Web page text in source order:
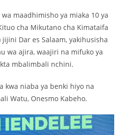
maadhimisho ya miaka 10 ya
cha Mikutano cha Kimataifa
jijini Dar es Salaam, yakihusisha
wa ajira, waajiri na mifuko ya
mbalimbali nchini.
kwa niaba ya benki hiyo na
Watu, Onesmo Kabeho.